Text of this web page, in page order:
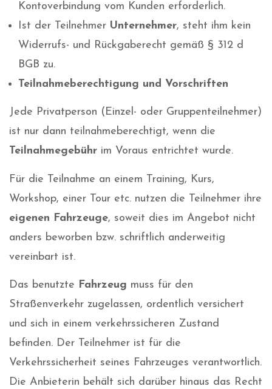
Kontoverbindung vom Kunden erforderlich.
Ist der Teilnehmer Unternehmer, steht ihm kein
Widerrufs- und Rückgaberecht gemäß § 312 d
BGB zu.
Teilnahmeberechtigung und Vorschriften
Jede Privatperson (Einzel- oder Gruppenteilnehmer)
ist nur dann teilnahmeberechtigt, wenn die
Teilnahmegebühr im Voraus entrichtet wurde.
Für die Teilnahme an einem Training, Kurs,
Workshop, einer Tour etc. nutzen die Teilnehmer ihre
eigenen Fahrzeuge, soweit dies im Angebot nicht
anders beworben bzw. schriftlich anderweitig
vereinbart ist.
Das benutzte Fahrzeug muss für den
Straßenverkehr zugelassen, ordentlich versichert
und sich in einem verkehrssicheren Zustand
befinden. Der Teilnehmer ist für die
Verkehrssicherheit seines Fahrzeuges verantwortlich.
Die Anbieterin behält sich darüber hinaus das Recht